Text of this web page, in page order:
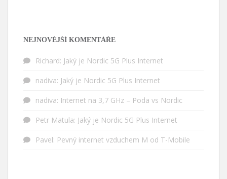
NEJNOVĚJŠÍ KOMENTÁŘE
Richard: Jaký je Nordic 5G Plus Internet
nadiva: Jaký je Nordic 5G Plus Internet
nadiva: Internet na 3,7 GHz – Poda vs Nordic
Petr Matula: Jaký je Nordic 5G Plus Internet
Pavel: Pevný internet vzduchem M od T-Mobile